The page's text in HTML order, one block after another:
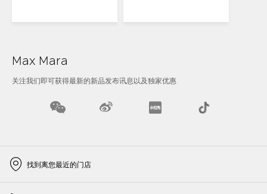
Max Mara
关注我们即可获得最新的新品发布讯息以及独家优惠
找到离您最近的门店